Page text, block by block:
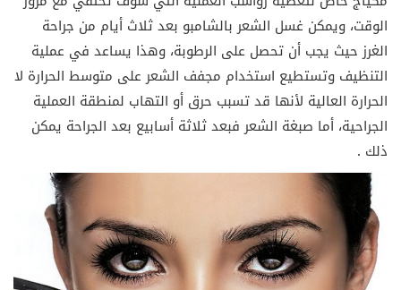
الوقت، ويمكن غسل الشعر بالشامبو بعد ثلاث أيام من جراحة
الغرز حيث يجب أن تحصل على الرطوبة، وهذا يساعد في عملية
التنظيف وتستطيع استخدام مجفف الشعر على متوسط الحرارة لا
الحرارة العالية لأنها قد تسبب حرق أو التهاب لمنطقة العملية
الجراحية، أما صبغة الشعر فبعد ثلاثة أسابيع بعد الجراحة يمكن
ذلك .